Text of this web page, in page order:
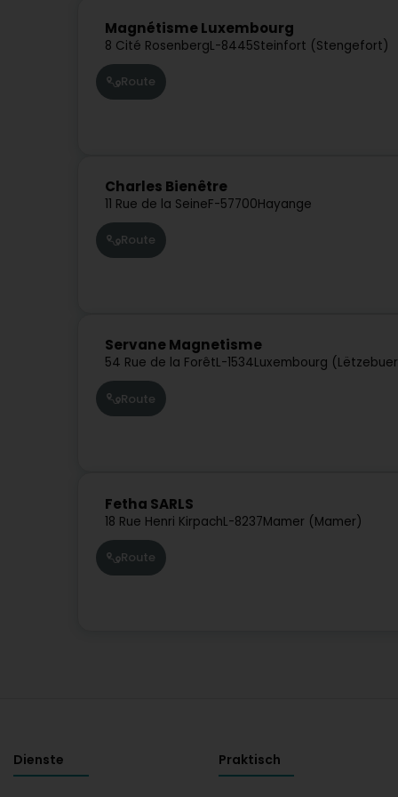
Magnétisme Luxembourg
8 Cité RosenbergL-8445Steinfort (Stengefort)
Route
Charles Bienêtre
11 Rue de la SeineF-57700Hayange
Route
Servane Magnetisme
54 Rue de la ForêtL-1534Luxembourg
Route
Fetha SARLS
18 Rue Henri KirpachL-8237Mamer (Mamer)
Route
Dienste Praktisch